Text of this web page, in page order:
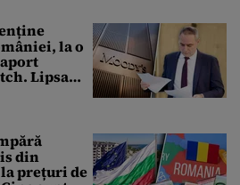
la o
Lipsa
din
prețuri de